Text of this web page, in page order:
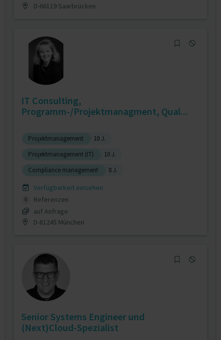
D-66119 Saarbrücken
IT Consulting,
Programm-/Projektmanagment, Qual...
Projektmanagement
10 J.
Projektmanagement (IT)
10 J.
Compliance management
8 J.
Verfügbarkeit einsehen
0
Referenzen
auf Anfrage
D-81245 München
Senior Systems Engineer und
(Next)Cloud-Spezialist